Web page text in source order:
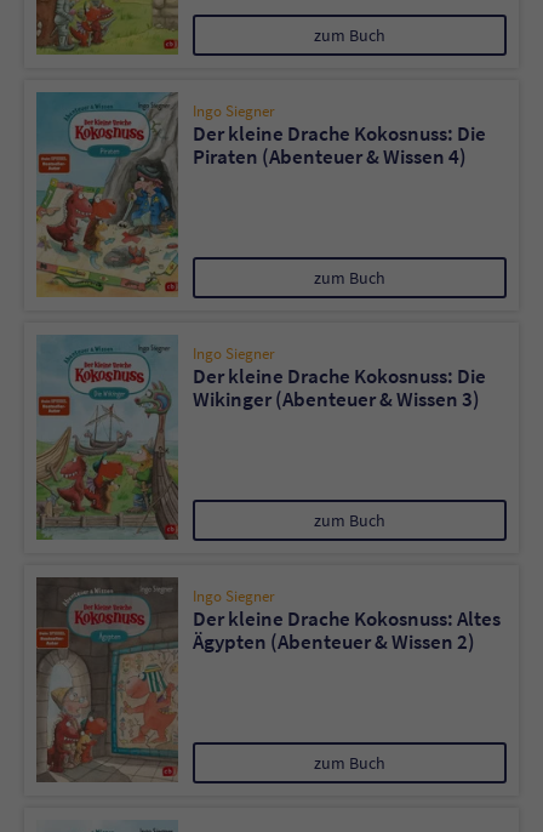
zum Buch
Ingo Siegner
Der kleine Drache Kokosnuss: Die
Piraten (Abenteuer & Wissen 4)
zum Buch
Ingo Siegner
Der kleine Drache Kokosnuss: Die
Wikinger (Abenteuer & Wissen 3)
zum Buch
Ingo Siegner
Der kleine Drache Kokosnuss: Altes
Ägypten (Abenteuer & Wissen 2)
zum Buch